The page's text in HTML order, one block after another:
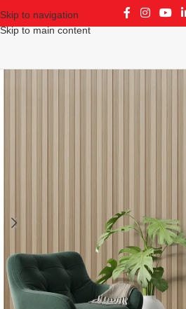
Skip to navigation
Skip to main content